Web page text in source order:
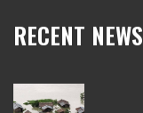
RECENT NEWS